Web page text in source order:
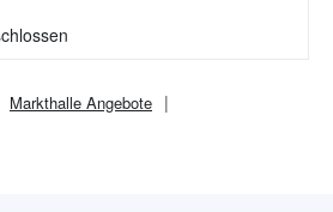
Markthalle Angebote